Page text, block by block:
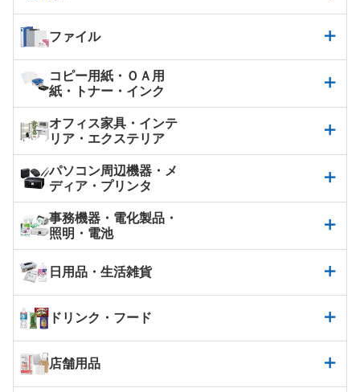
ファイル
コピー用紙・ＯＡ用
紙・トナー・インク
オフィス家具・インテ
リア・エクステリア
パソコン周辺機器・メ
ディア・プリンタ
事務機器・電化製品・
照明・電池
日用品・生活雑貨
ドリンク・フード
店舗用品